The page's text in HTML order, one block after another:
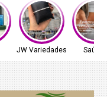
JW Variedades Saúde!